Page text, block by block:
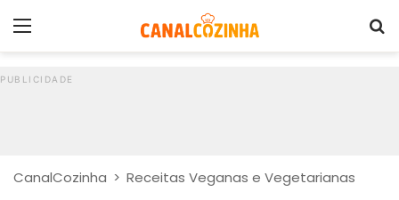
Menu
CanalCozinha > Receitas Veganas e Vegetarianas